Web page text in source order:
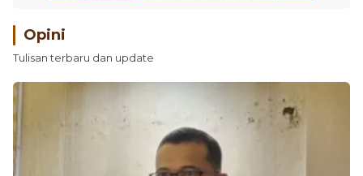
Opini
Tulisan terbaru dan update